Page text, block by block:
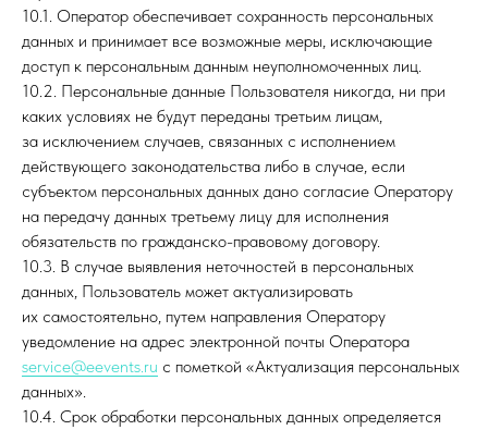
10.1. Оператор обеспечивает сохранность персональных
данных и принимает все возможные меры, исключающие
доступ к персональным данным неуполномоченных лиц.
10.2. Персональные данные Пользователя никогда, ни при
каких условиях не будут переданы третьим лицам,
за исключением случаев, связанных с исполнением
действующего законодательства либо в случае, если
субъектом персональных данных дано согласие Оператору
на передачу данных третьему лицу для исполнения
обязательств по гражданско-правовому договору.
10.3. В случае выявления неточностей в персональных
данных, Пользователь может актуализировать
их самостоятельно, путем направления Оператору
уведомление на адрес электронной почты Оператора
service@eevents.ru с пометкой «Актуализация персональных
данных».
10.4. Срок обработки персональных данных определяется